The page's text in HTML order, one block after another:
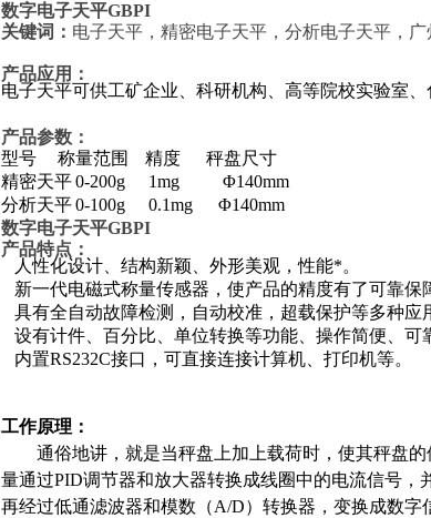
数字电子天平GBPI
关键词： 电子天平， 精密电子天平 ，分析电子天平 ，
产品应用：
电子天平可供工矿企业、科研机构、高等院校实验室、
产品参数：
型号
称量范围 精度
秤盘尺寸
精密天平0-200g 1mg Φ140mm
分析天平0-100g 0.1mg Φ140mm
数字电子天平GBPI
产品特点 ：
人性化设计、结构新颖、外形美观，性能*。
新一代电磁式称量传感器，使产品的精度有了可靠保
具有全自动故障检测，自动校准，超载保护等多种应
设有计件、百分比、单位转换等功能、操作简便、可
内置RS232C接口，可直接连接计算机、打印机等。
工作原理：
通俗地讲，就是当秤盘上加上载荷时，使其秤盘的
量通过PID调节器和放大器转换成线圈中的电流信号，
再经过低通滤波器和模数（A/D）转换器，变换成数